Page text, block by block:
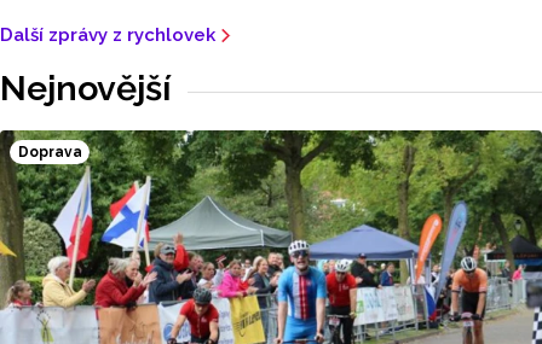
Další zprávy z rychlovek
Nejnovější
Doprava